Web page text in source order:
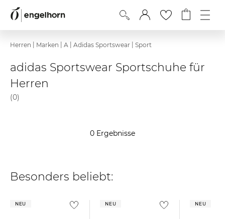
Herren Marken A Adidas Sportswear Sport
adidas Sportswear Sportschuhe für
Herren
(0)
0 Ergebnisse
Besonders beliebt:
NEU NEU NEU